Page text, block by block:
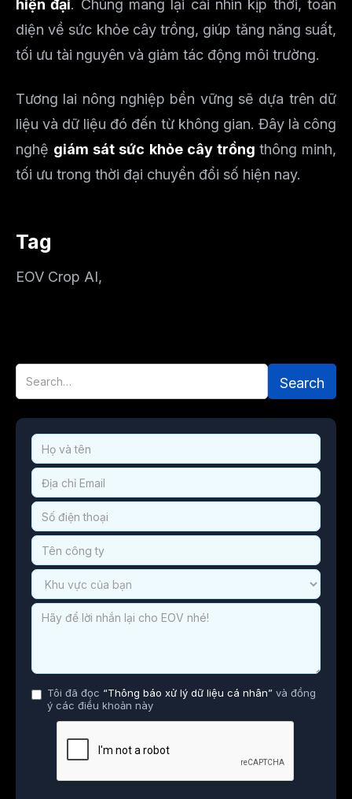
hiện đại. Chúng mang lại cái nhìn kịp thời, toàn
diện về sức khỏe cây trồng, giúp tăng năng suất,
tối ưu tài nguyên và giảm tác động môi trường.
Tương lai nông nghiệp bền vững sẽ dựa trên dữ
liệu và dữ liệu đó đến từ không gian. Đây là công
nghệ giám sát sức khỏe cây trồng thông minh,
tối ưu trong thời đại chuyển đổi số hiện nay.
Tag
EOV Crop AI,
Tôi đã đọc “Thông báo xử lý dữ liệu cá nhân” và đồng
ý các điều khoản này